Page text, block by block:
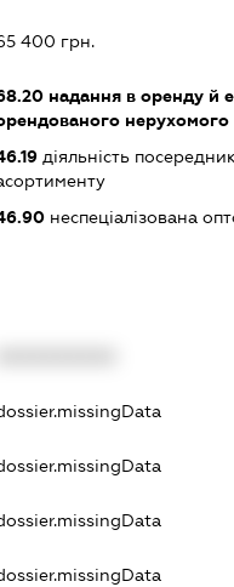
400 грн.
надання в оренду й
нерухомого
діяльність
неспеціалізована